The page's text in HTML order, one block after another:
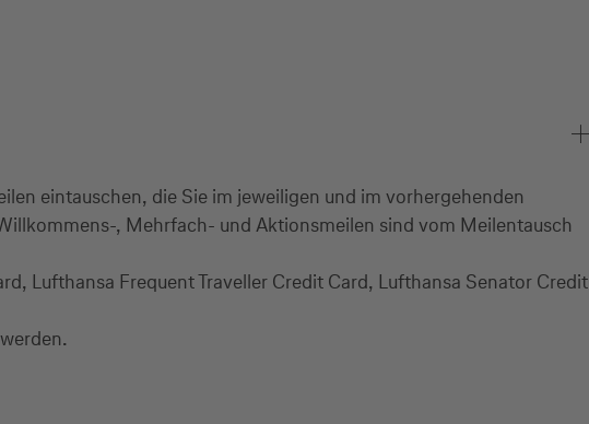
eintauschen, die Sie im jeweiligen und im vorhergehenden
, Mehrfach- und Aktionsmeilen sind vom Meilentausch
Lufthansa Frequent Traveller Credit Card, Lufthansa Senator Credit